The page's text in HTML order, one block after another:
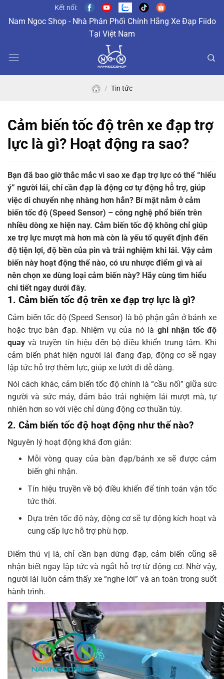
Kết nối:
Nam Ngoc Shop - Nhà Phân Phối Chính Hãng Xe Đạp Fiido
Tại Việt Nam
/ Tin tức
Cảm biến tốc độ trên xe đạp trợ
lực là gì? Hoạt động ra sao?
Bạn đã bao giờ thắc mắc vì sao xe đạp trợ lực có thể “hiểu
ý” người lái, chỉ cần đạp là động cơ tự động hỗ trợ, giúp
việc di chuyển nhẹ nhàng hơn hẳn? Bí mật nằm ở cảm
biến tốc độ (Speed Sensor) – công nghệ phổ biến trên
nhiều dòng xe hiện nay. Cảm biến tốc độ không chỉ giúp
xe trợ lực mượt mà hơn mà còn là yếu tố quyết định đến
độ tiện lợi, độ bền của pin và trải nghiệm khi lái. Vậy cảm
biến này hoạt động thế nào, có ưu nhược điểm gì và ai
nên chọn xe dùng loại cảm biến này? Hãy cùng tìm hiểu
chi tiết ngay dưới đây.
1. Cảm biến tốc độ trên xe đạp trợ lực là gì?
Cảm biến tốc độ (Speed Sensor) là bộ phận gắn ở bánh xe
hoặc trục bàn đạp. Nhiệm vụ của nó là ghi nhận tốc độ
quay và truyền tín hiệu đến bộ điều khiển trung tâm. Khi
cảm biến phát hiện người lái đang đạp, động cơ sẽ ngay
lập tức hỗ trợ thêm lực, giúp xe lướt đi dễ dàng.
Nói cách khác, cảm biến tốc độ chính là “cầu nối” giữa sức
người và sức máy, đảm bảo trải nghiệm lái mượt mà, tự
nhiên hơn so với việc chỉ dùng động cơ thuần túy.
2. Cảm biến tốc độ hoạt động như thế nào?
Nguyên lý hoạt động khá đơn giản:
Mỗi vòng quay của bàn đạp/bánh xe sẽ được cảm
biến ghi nhận.
Tín hiệu truyền về bộ điều khiển để tính toán vận tốc
tức thời.
Dựa trên tốc độ này, động cơ sẽ tự động kích hoạt và
cung cấp lực hỗ trợ phù hợp.
Điểm thú vị là, chỉ cần bạn dừng đạp, cảm biến cũng sẽ
nhận biết ngay lập tức và ngắt hỗ trợ từ động cơ. Nhờ vậy,
người lái luôn cảm thấy xe “nghe lời” và an toàn trong suốt
hành trình.